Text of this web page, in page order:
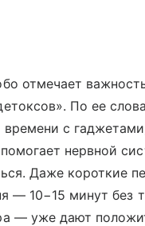
отмечает
По ее
времени с
нервной
Даже короткие
— 10−15 минут без
— уже дают